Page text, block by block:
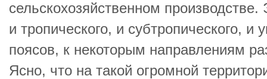
сельскохозяйственном производстве.
и тропического, и субтропического, и
поясов, к некоторым направлениям
Ясно, что на такой огромной